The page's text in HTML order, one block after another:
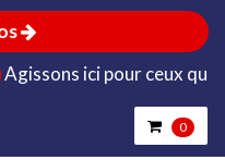
ici pour ceux qui
0